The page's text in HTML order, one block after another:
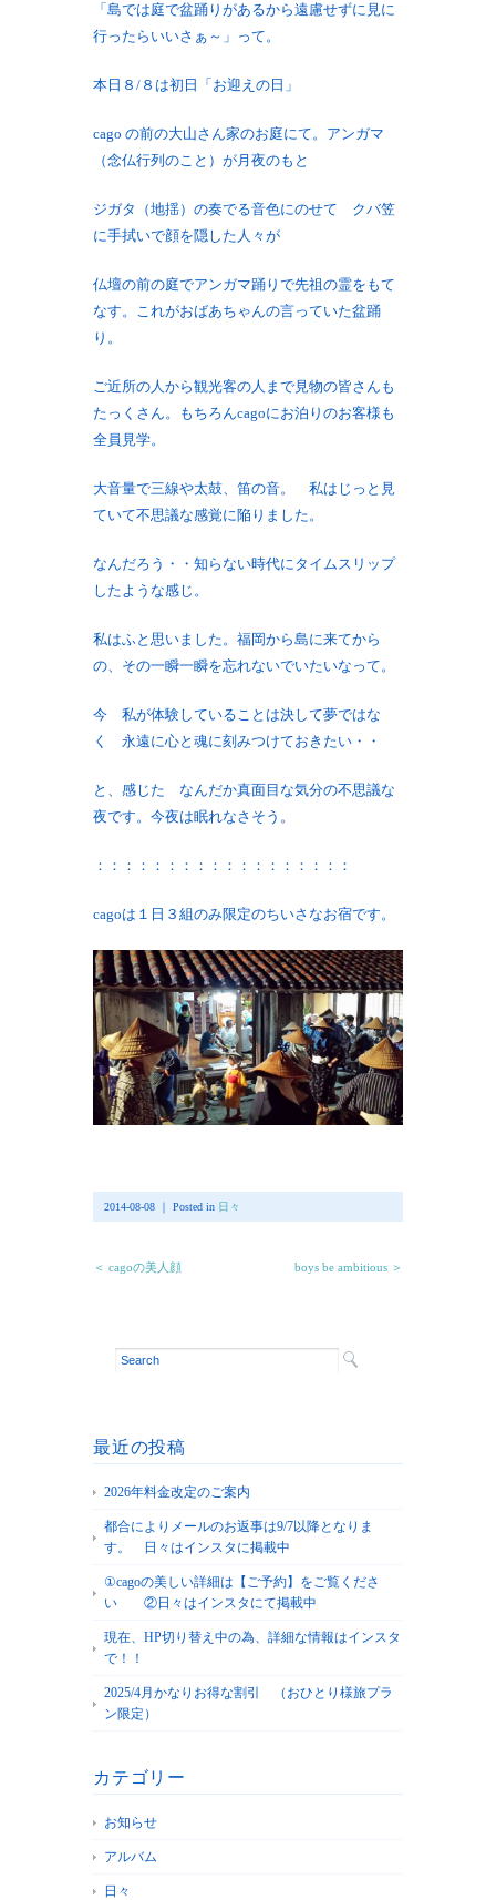
「島では庭で盆踊りがあるから遠慮せずに見に
行ったらいいさぁ～」って。
本日８/８は初日「お迎えの日」
cago の前の大山さん家のお庭にて。アンガマ
（念仏行列のこと）が月夜のもと
ジガタ（地揺）の奏でる音色にのせて クバ笠
に手拭いで顔を隠した人々が
仏壇の前の庭でアンガマ踊りで先祖の霊をもて
なす。これがおばあちゃんの言っていた盆踊
り。
ご近所の人から観光客の人まで見物の皆さんも
たっくさん。もちろんcagoにお泊りのお客様も
全員見学。
大音量で三線や太鼓、笛の音。 私はじっと見
ていて不思議な感覚に陥りました。
なんだろう・・知らない時代にタイムスリップ
したような感じ。
私はふと思いました。福岡から島に来てから
の、その一瞬一瞬を忘れないでいたいなって。
今 私が体験していることは決して夢ではな
く 永遠に心と魂に刻みつけておきたい・・
と、感じた なんだか真面目な気分の不思議な
夜です。今夜は眠れなさそう。
：：：：：：：：：：：：：：：：：：
cagoは１日３組のみ限定のちいさなお宿です。
2014-08-08 ｜ Posted in 日々
＜ cagoの美人顔 boys be ambitious ＞
最近の投稿
2026年料金改定のご案内
都合によりメールのお返事は9/7以降となりま
す。 日々はインスタに掲載中
①cagoの美しい詳細は【ご予約】をご覧くださ
い ②日々はインスタにて掲載中
現在、HP切り替え中の為、詳細な情報はインスタ
で！！
2025/4月かなりお得な割引 （おひとり様旅プラ
ン限定）
カテゴリー
お知らせ
アルバム
日々